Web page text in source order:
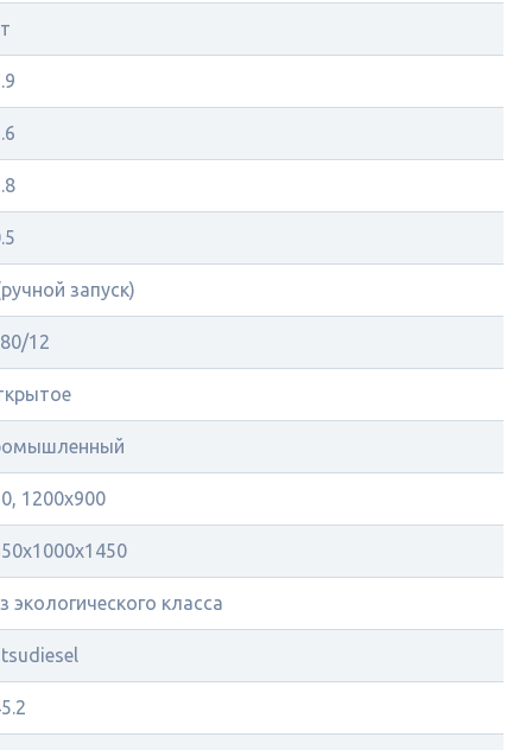
запуск)
12
1200x900
экологического класса